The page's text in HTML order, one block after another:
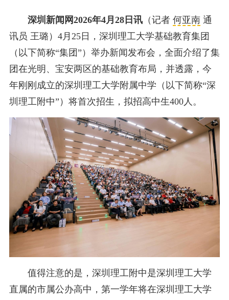
深圳新闻网2026年4月28日讯（记者 何亚南通
讯员 王璐）4月25日，深圳理工大学基础教育集团
（以下简称“集团”）举办新闻发布会，全面介绍了集
团在光明、宝安两区的基础教育布局，并透露，今
年刚刚成立的深圳理工大学附属中学（以下简称“深
圳理工附中”）将首次招生，拟招高中生400人。
值得注意的是，深圳理工附中是深圳理工大学
直属的市属公办高中，第一学年将在深圳理工大学